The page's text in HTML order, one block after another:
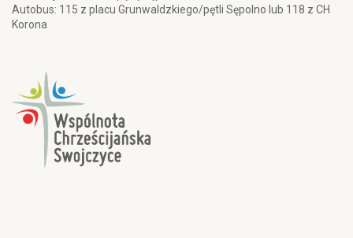
Autobus: 115 z placu Grunwaldzkiego/pętli Sępolno lub 118 z CH
Korona